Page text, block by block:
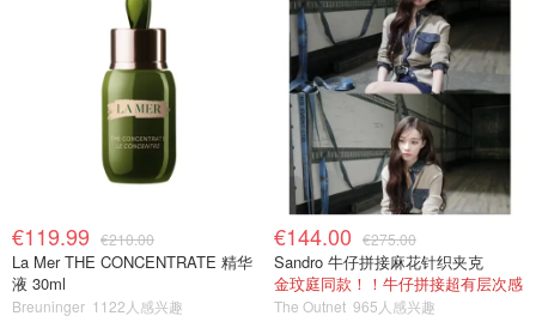
€119.99 €210.00
La Mer THE CONCENTRATE 精华
液 30ml
Breuninger 1122人感兴趣
€144.00 €275.00
Sandro 牛仔拼接麻花针织夹克
金玟庭同款！！牛仔拼接超有层次感
The Outnet 965人感兴趣